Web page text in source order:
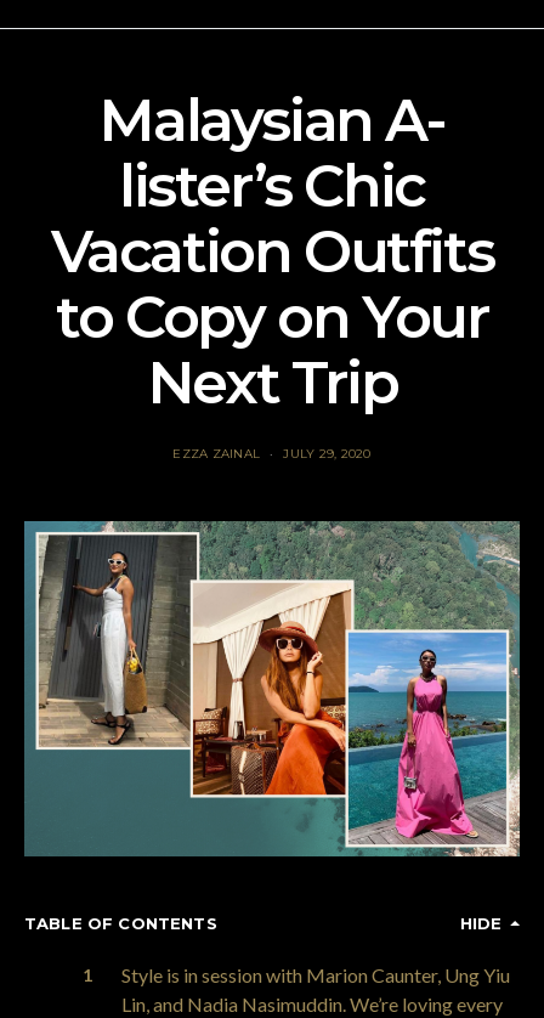
Malaysian A-
lister’s Chic
Vacation Outfits
to Copy on Your
Next Trip
EZZA ZAINAL JULY 29, 2020
TABLE OF CONTENTS HIDE
Style is in session with Marion Caunter, Ung Yiu
Lin, and Nadia Nasimuddin. We’re loving every